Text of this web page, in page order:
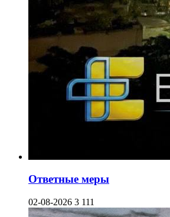
Ответные меры
02-08-2026 3 111